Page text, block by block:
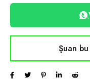
Şuan